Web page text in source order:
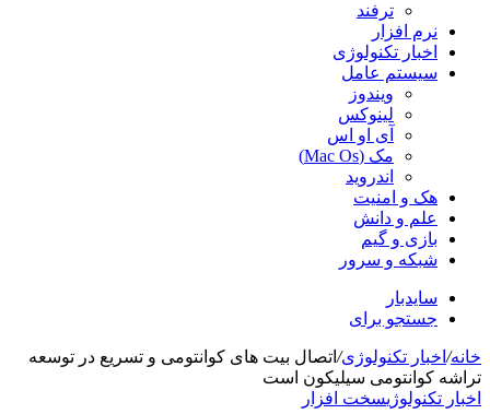
ترفند
نرم افزار
اخبار تکنولوژی
سیستم عامل
ویندوز
لینوکس
آی او اس
مک (Mac Os)
اندروید
هک و امنیت
علم و دانش
بازی و گیم
شبکه و سرور
سایدبار
جستجو برای
خانه/ اخبار تکنولوژی/ اتصال بیت های کوانتومی و تسریع در توسعه
تراشه کوانتومی سیلیکون است
اخبار تکنولوژیسخت افزار